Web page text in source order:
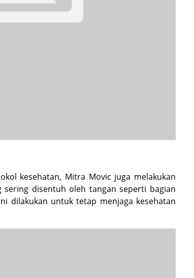
kesehatan, Mitra Movic juga melakukan
sering disentuh oleh tangan seperti bagian
dilakukan untuk tetap menjaga kesehatan